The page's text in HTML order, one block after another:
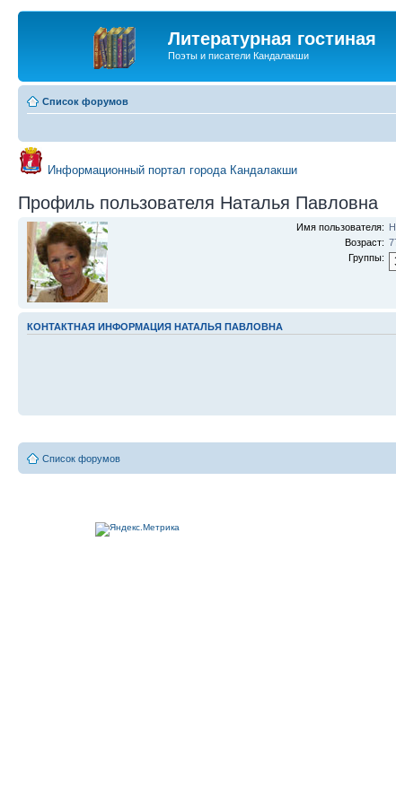
Литературная гостиная
Поэты и писатели Кандалакши
Список форумов
Информационный портал города Кандалакши
Профиль пользователя Наталья Павловна
Имя пользователя:
Возраст:
Группы:
КОНТАКТНАЯ ИНФОРМАЦИЯ НАТАЛЬЯ ПАВЛОВНА
Список форумов